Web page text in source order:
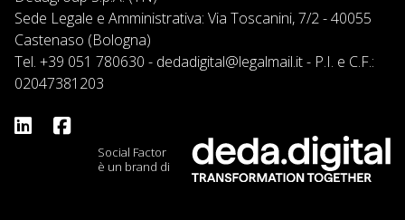
Sede Legale e Amministrativa: Via Toscanini, 7/2 - 40055
Castenaso (Bologna)
Tel. +39 051 780630 - dedadigital@legalmail.it- P.I. e C.F.:
02047381203
Social Factor
è un brand di